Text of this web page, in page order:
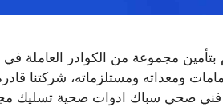
مجموعة من الكوادر العاملة
ومعداته ومستلزماته، شركتنا
صحي سباك ادوات صحية تسليك